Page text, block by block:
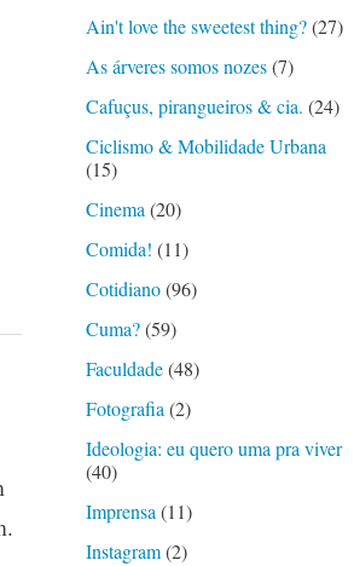
Ain't love the sweetest thing?(27)
As árveres somos nozes(7)
Cafuçus, pirangueiros & cia. (24)
Ciclismo & Mobilidade Urbana
(15)
Cinema(20)
Comida! (11)
Cotidiano(96)
Cuma?(59)
Faculdade(48)
Fotografia(2)
Ideologia: eu quero uma pra viver
(40)
Imprensa(11)
Instagram(2)